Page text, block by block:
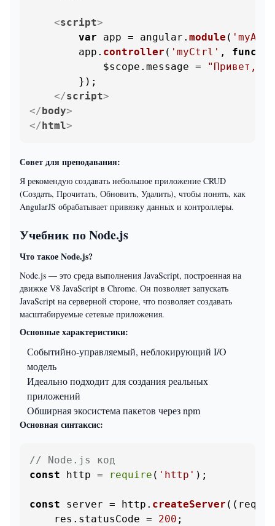
<script>
var app = angular. module ( 'myApp'
        app.
controller ( 'myCtrl' ,
            $scope.
message =
"Привет,
        });
</script>
</ body>
</ html>
Совет для преподавания:
Я рекомендую создавать небольшое приложение CRUD
(Создать, Прочитать, Обновить, Удалить), чтобы понять, как
AngularJS обрабатывает привязку данных и контроллеры.
Учебник по Node.js
Что такое Node.js?
Node.js — это среда выполнения JavaScript, построенная на
движке V8 JavaScript в Chrome. Он позволяет запускать
JavaScript на серверной стороне, что позволяет создавать
масштабируемые сетевые приложения.
Основные характеристики:
Событийно-управляемый, неблокирующий I/O
модель
Идеально подходит для создания реальных
приложений
Обширная экосистема пакетов через npm
Основная синтаксис:
// Node.js код
const http = require ( 'http' );
const server = http. createServer ( ( req,
    res.
statusCode = 200 ;